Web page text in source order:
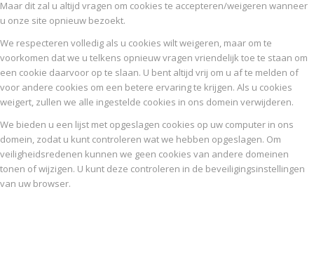
Maar dit zal u altijd vragen om cookies te accepteren/weigeren wanneer
u onze site opnieuw bezoekt.
We respecteren volledig als u cookies wilt weigeren, maar om te
voorkomen dat we u telkens opnieuw vragen vriendelijk toe te staan om
een cookie daarvoor op te slaan. U bent altijd vrij om u af te melden of
voor andere cookies om een betere ervaring te krijgen. Als u cookies
weigert, zullen we alle ingestelde cookies in ons domein verwijderen.
We bieden u een lijst met opgeslagen cookies op uw computer in ons
domein, zodat u kunt controleren wat we hebben opgeslagen. Om
veiligheidsredenen kunnen we geen cookies van andere domeinen
tonen of wijzigen. U kunt deze controleren in de beveiligingsinstellingen
van uw browser.